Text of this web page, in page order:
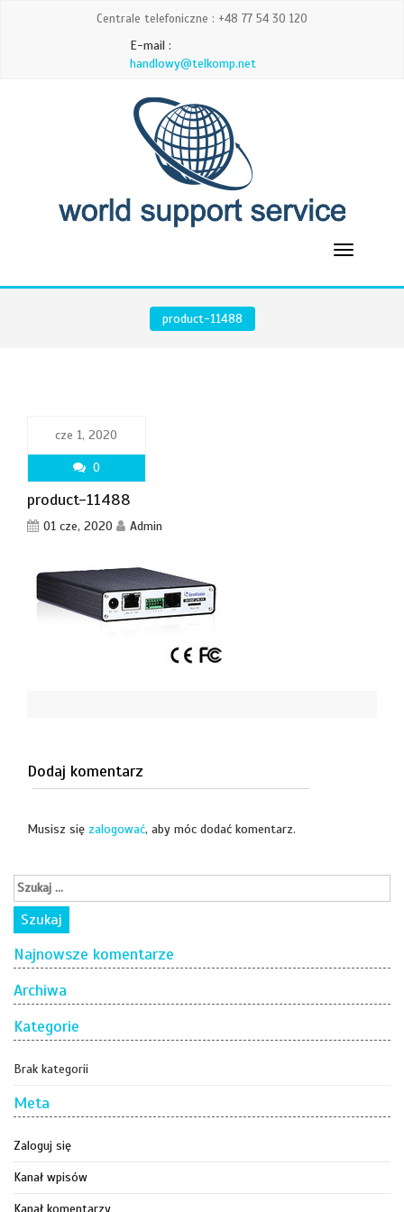
Centrale telefoniczne : +48 77 54 30 120
E-mail :
handlowy@telkomp.net
product-11488
cze 1, 2020
0
product-11488
01 cze, 2020 Admin
Dodaj komentarz
Musisz się zalogować, aby móc dodać komentarz.
Najnowsze komentarze
Archiwa
Kategorie
Brak kategorii
Meta
Zaloguj się
Kanał wpisów
Kanał komentarzy